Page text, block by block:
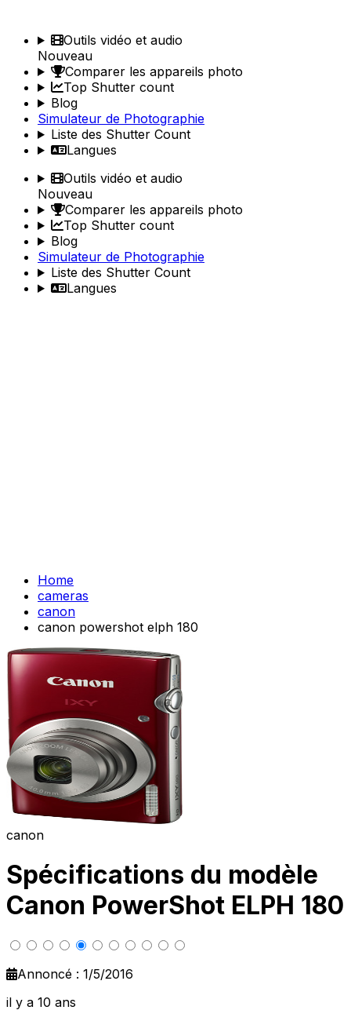
Outils vidéo et audio
Nouveau
Comparer les appareils photo
Top Shutter count
Blog
Simulateur de Photographie
Liste des Shutter Count
Langues
Outils vidéo et audio
Nouveau
Comparer les appareils photo
Top Shutter count
Blog
Simulateur de Photographie
Liste des Shutter Count
Langues
Home
cameras
canon
canon powershot elph 180
canon
Spécifications du modèle
Canon PowerShot ELPH 180
Annoncé : 1/5/2016
il y a 10 ans